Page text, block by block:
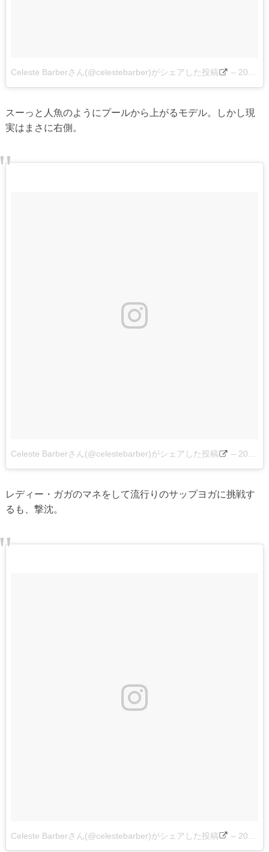
Celeste Barberさん(@celestebarber)がシェアした投稿 – 2016 7月 4 12:02午後 PDT
スーっと人魚のようにプールから上がるモデル。しかし現
実はまさに右側。
Celeste Barberさん(@celestebarber)がシェアした投稿 – 2017 6月 23 6:01午後 PDT
レディー・ガガのマネをして流行りのサップヨガに挑戦す
るも、撃沈。
Celeste Barberさん(@celestebarber)がシェアした投稿 – 2017 8月 8 11:15午後 PDT